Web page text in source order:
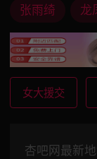
张雨绮 龙
女大援交
杏吧网最新